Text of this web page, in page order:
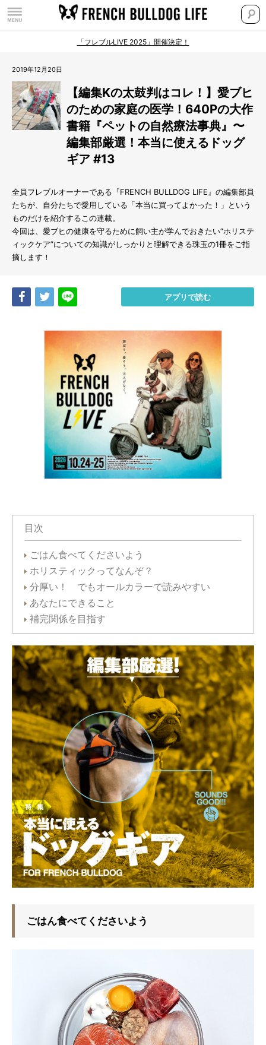
「フレブルLIVE 2025」開催決定！
2019年12月20日
【編集Kの太鼓判はコレ！】愛ブヒ
のための家庭の医学！640Pの大作
書籍『ペットの自然療法事典』〜
編集部厳選！本当に使えるドッグ
ギア #13
全員フレブルオーナーである『FRENCH BULLDOG LIFE』の編集部員
たちが、自分たちで愛用している「本当に買ってよかった！」という
ものだけを紹介するこの連載。
今回は、愛ブヒの健康を守るために飼い主が学んでおきたい“ホリステ
ィックケア”についての知識がしっかりと理解できる珠玉の1冊をご指
摘します！
Share Tweet アプリで読む
目次
ごはん食べてくださいよう
ホリスティックってなんぞ？
分厚い！ でもオールカラーで読みやすい
あなたにできること
補完関係を目指す
ごはん食べてくださいよう